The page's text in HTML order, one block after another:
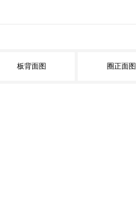
板背面图 圈正面图